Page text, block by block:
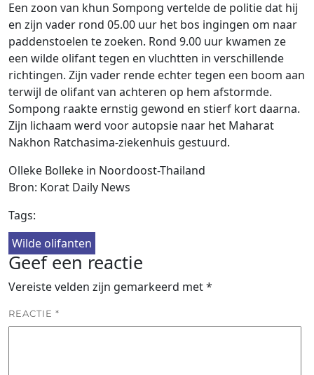
Een zoon van khun Sompong vertelde de politie dat hij
en zijn vader rond 05.00 uur het bos ingingen om naar
paddenstoelen te zoeken. Rond 9.00 uur kwamen ze
een wilde olifant tegen en vluchtten in verschillende
richtingen. Zijn vader rende echter tegen een boom aan
terwijl de olifant van achteren op hem afstormde.
Sompong raakte ernstig gewond en stierf kort daarna.
Zijn lichaam werd voor autopsie naar het Maharat
Nakhon Ratchasima-ziekenhuis gestuurd.
Olleke Bolleke in Noordoost-Thailand
Bron: Korat Daily News
Tags:
Wilde olifanten
Geef een reactie
Vereiste velden zijn gemarkeerd met*
REACTIE *